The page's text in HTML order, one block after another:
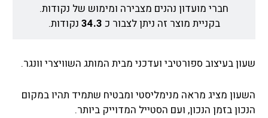
חברי מועדון נהנים מצבירה ומימוש של נקודות.
בקניית מוצר זה ניתן לצבור כ 34.3 נקודות.
שעון בעיצוב ספורטיבי ועדכני מבית המותג השוויצרי וונגר.
השעון מציג מראה מנימליסטי ומבטיח שתמיד תהיו במקום
הנכון בזמן הנכון, ועם הסטייל המדוייק ביותר.